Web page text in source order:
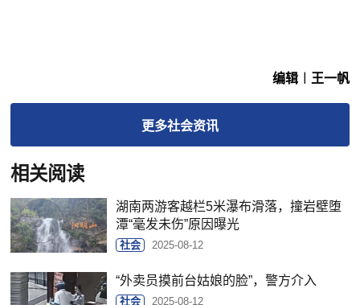
编辑︱王一帆
更多社会资讯
相关阅读
湖南两游客越栏5米瀑布滑落，撞岩壁堕
潭“毫发未伤”原因曝光
社会 2025-08-12
“外卖员摸前台姑娘的脸”，警方介入
社会 2025-08-12